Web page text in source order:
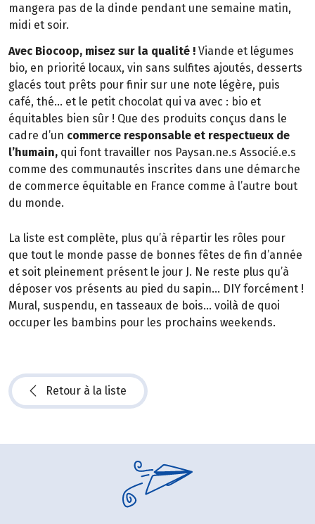
mangera pas de la dinde pendant une semaine matin,
midi et soir.
Avec Biocoop, misez sur la qualité ! Viande et légumes
bio, en priorité locaux, vin sans sulfites ajoutés, desserts
glacés tout prêts pour finir sur une note légère, puis
café, thé… et le petit chocolat qui va avec : bio et
équitables bien sûr ! Que des produits conçus dans le
cadre d’un commerce responsable et respectueux de
l’humain, qui font travailler nos Paysan.ne.s Associé.e.s
comme des communautés inscrites dans une démarche
de commerce équitable en France comme à l’autre bout
du monde.
La liste est complète, plus qu’à répartir les rôles pour
que tout le monde passe de bonnes fêtes de fin d’année
et soit pleinement présent le jour J. Ne reste plus qu’à
déposer vos présents au pied du sapin… DIY forcément !
Mural, suspendu, en tasseaux de bois… voilà de quoi
occuper les bambins pour les prochains weekends.
Retour à la liste